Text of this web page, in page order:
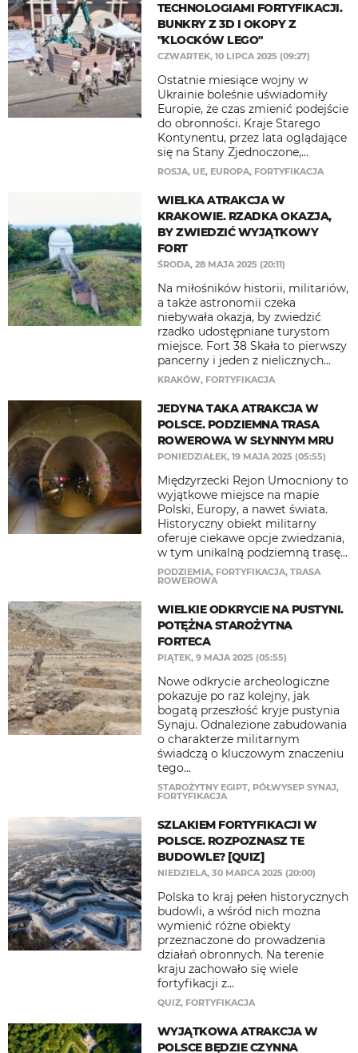
TECHNOLOGIAMI FORTYFIKACJI.
BUNKRY Z 3D I OKOPY Z
"KLOCKÓW LEGO"
CZWARTEK, 10 LIPCA 2025 (09:27)
Ostatnie miesiące wojny w
Ukrainie boleśnie uświadomiły
Europie, że czas zmienić podejście
do obronności. Kraje Starego
Kontynentu, przez lata oglądające
się na Stany Zjednoczone,...
ROSJA, UE, EUROPA, FORTYFIKACJA
WIELKA ATRAKCJA W
KRAKOWIE. RZADKA OKAZJA,
BY ZWIEDZIĆ WYJĄTKOWY
FORT
ŚRODA, 28 MAJA 2025 (20:11)
Na miłośników historii, militariów,
a także astronomii czeka
niebywała okazja, by zwiedzić
rzadko udostępniane turystom
miejsce. Fort 38 Skała to pierwszy
pancerny i jeden z nielicznych...
KRAKÓW, FORTYFIKACJA
JEDYNA TAKA ATRAKCJA W
POLSCE. PODZIEMNA TRASA
ROWEROWA W SŁYNNYM MRU
PONIEDZIAŁEK, 19 MAJA 2025 (05:55)
Międzyrzecki Rejon Umocniony to
wyjątkowe miejsce na mapie
Polski, Europy, a nawet świata.
Historyczny obiekt militarny
oferuje ciekawe opcje zwiedzania,
w tym unikalną podziemną trasę...
PODZIEMIA, FORTYFIKACJA, TRASA
ROWEROWA
WIELKIE ODKRYCIE NA PUSTYNI.
POTĘŻNA STAROŻYTNA
FORTECA
PIĄTEK, 9 MAJA 2025 (05:55)
Nowe odkrycie archeologiczne
pokazuje po raz kolejny, jak
bogatą przeszłość kryje pustynia
Synaju. Odnalezione zabudowania
o charakterze militarnym
świadczą o kluczowym znaczeniu
tego...
STAROŻYTNY EGIPT, PÓŁWYSEP SYNAJ,
FORTYFIKACJA
SZLAKIEM FORTYFIKACJI W
POLSCE. ROZPOZNASZ TE
BUDOWLE? [QUIZ]
NIEDZIELA, 30 MARCA 2025 (20:00)
Polska to kraj pełen historycznych
budowli, a wśród nich można
wymienić różne obiekty
przeznaczone do prowadzenia
działań obronnych. Na terenie
kraju zachowało się wiele
fortyfikacji z...
QUIZ, FORTYFIKACJA
WYJĄTKOWA ATRAKCJA W
POLSCE BĘDZIE CZYNNA